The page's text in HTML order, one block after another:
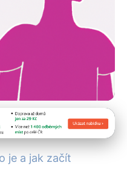
Účinný
je a jak začít